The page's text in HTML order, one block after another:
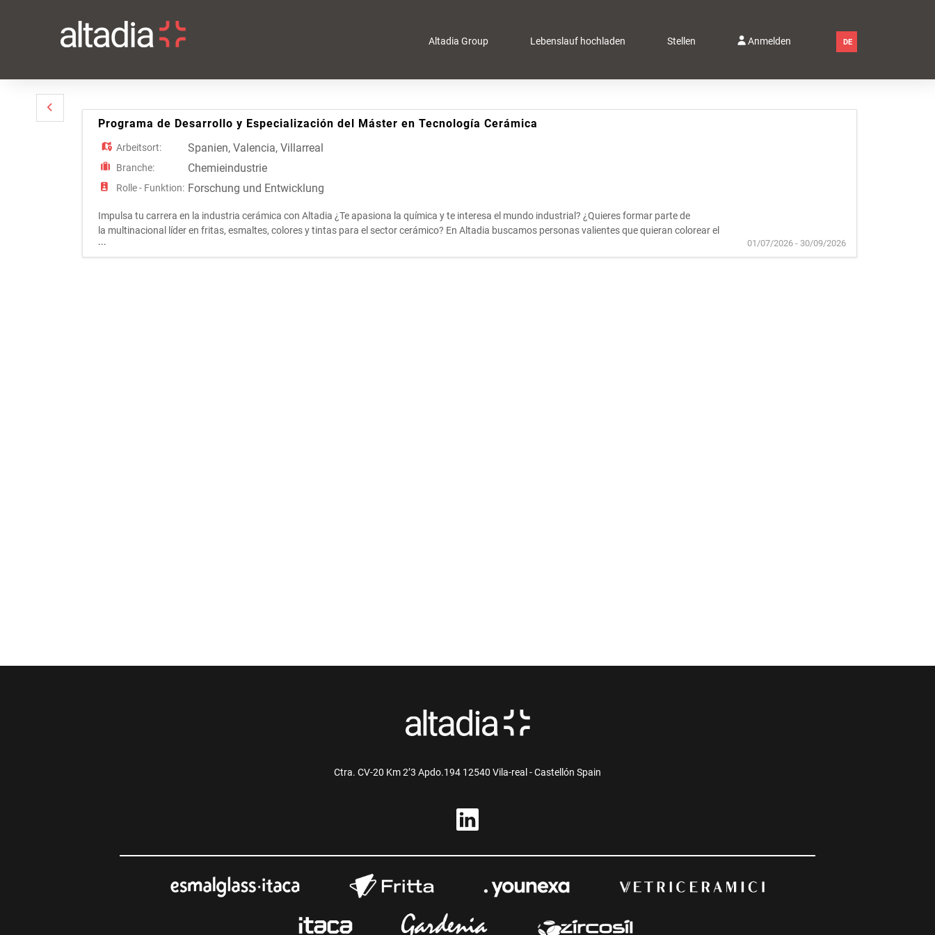
Altadia Group Lebenslauf hochladen Stellen Anmelden DE
Programa de Desarrollo y Especialización del Máster en Tecnología Cerámica
Arbeitsort: Spanien,Valencia,Villarreal
Branche: Chemieindustrie
Rolle - Funktion: Forschung und Entwicklung
Impulsa tu carrera en la industria cerámica con Altadia ¿Te apasiona la química y te interesa el mundo industrial? ¿Quieres formar parte de
la multinacional líder en fritas, esmaltes, colores y tintas para el sector cerámico? En Altadia buscamos personas valientes que quieran colorear el
mundo con innovación, energía y talento. ¡Forma par
... 01/07/2026 - 30/09/2026
Ctra. CV-20 Km 2’3 Apdo.194 12540 Vila-real - Castellón Spain